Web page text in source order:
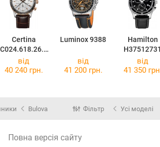
Certina
C024.618.26.0
31.00
Luminox 9388
Hamilton
від
40 240 грн.
від
41 200 грн.
від
41 350
Bulova Фільтр Усі моделі
Повна версія сайту